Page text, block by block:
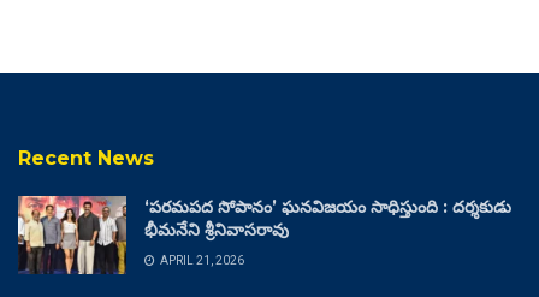
Recent News
‘పరమపద సోపానం’ ఘనవిజయం సాధిస్తుంది : దర్శకుడు
భీమనేని శ్రీనివాసరావు
APRIL 21, 2026